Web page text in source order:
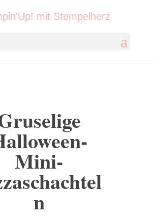
Mini-
n